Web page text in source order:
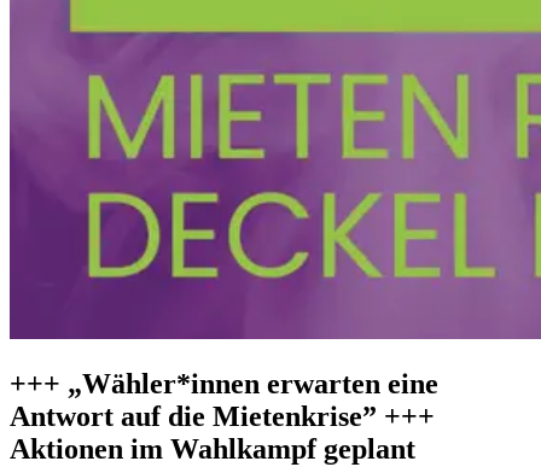
+++ „Wähler*innen erwarten eine
Antwort auf die Mietenkrise” +++
Aktionen im Wahlkampf geplant